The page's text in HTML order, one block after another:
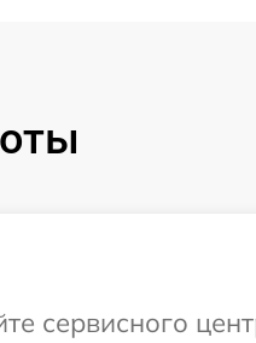
сервисного